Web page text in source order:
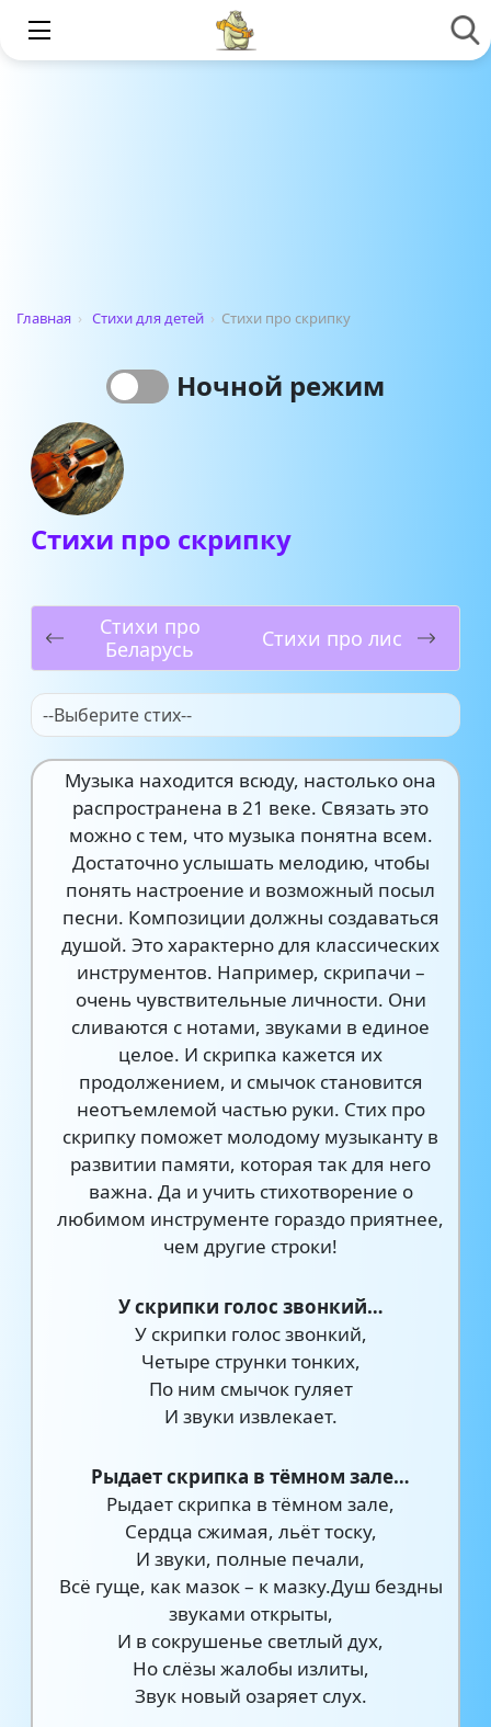
Главная › Стихи для детей › Стихи про скрипку
Ночной режим
Стихи про скрипку
Стихи про
Беларусь
Стихи про лис
--Выберите стих--
Музыка находится всюду, настолько она
распространена в 21 веке. Связать это
можно с тем, что музыка понятна всем.
Достаточно услышать мелодию, чтобы
понять настроение и возможный посыл
песни. Композиции должны создаваться
душой. Это характерно для классических
инструментов. Например, скрипачи –
очень чувствительные личности. Они
сливаются с нотами, звуками в единое
целое. И скрипка кажется их
продолжением, и смычок становится
неотъемлемой частью руки. Стих про
скрипку поможет молодому музыканту в
развитии памяти, которая так для него
важна. Да и учить стихотворение о
любимом инструменте гораздо приятнее,
чем другие строки!
У скрипки голос звонкий…
У скрипки голос звонкий,
Четыре струнки тонких,
По ним смычок гуляет
И звуки извлекает.
Рыдает скрипка в тёмном зале…
Рыдает скрипка в тёмном зале,
Сердца сжимая, льёт тоску,
И звуки, полные печали,
Всё гуще, как мазок – к мазку.Душ бездны
звуками открыты,
И в сокрушенье светлый дух,
Но слёзы жалобы излиты,
Звук новый озаряет слух.